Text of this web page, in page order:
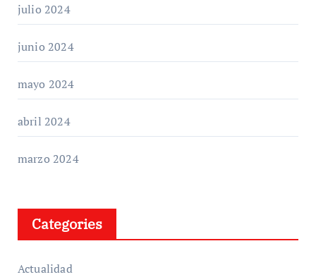
julio 2024
junio 2024
mayo 2024
abril 2024
marzo 2024
Categories
Actualidad